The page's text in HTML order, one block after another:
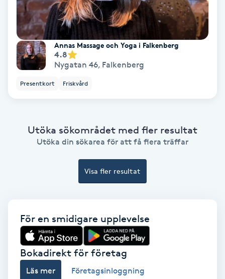
Brynformning
Brynfärgning
Brynplockning
Bröllopsuppsättning
Celluliter
Cryoterapi
Damklippning
Annas Massage och Yoga i Falkenberg
4.8
Nygatan 46, Falkenberg
Presentkort Friskvård
Utöka sökområdet med fler resultat
Utöka din sökarea för att få flera träffar
Visa fler resultat
För en smidigare upplevelse
Bokadirekt för företag
Läs mer Företagsinloggning